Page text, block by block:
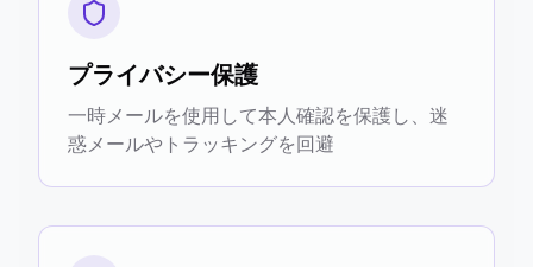
プライバシー保護
一時メールを使用して本人確認を保護し、迷
惑メールやトラッキングを回避